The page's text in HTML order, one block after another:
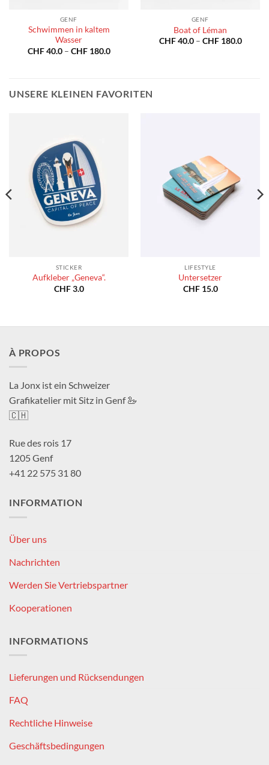
GENF
Schwimmen in kaltem
Wasser
CHF40.0 – CHF180.0Preisspanne:
GENF
Boat of Léman
CHF40.0 – CHF180.0
UNSERE KLEINEN FAVORITEN
STICKER
Aufkleber „Geneva“.
CHF3.0
LIFESTYLE
Untersetzer
CHF15.0
À PROPOS
La Jonx ist ein Schweizer
Grafikatelier mit Sitz in Genf 🦢
🇨🇭
Rue des rois 17
1205 Genf
+41 22 575 31 80
INFORMATION
Über uns
Nachrichten
Werden Sie Vertriebspartner
Kooperationen
INFORMATIONS
Lieferungen und Rücksendungen
FAQ
Rechtliche Hinweise
Geschäftsbedingungen